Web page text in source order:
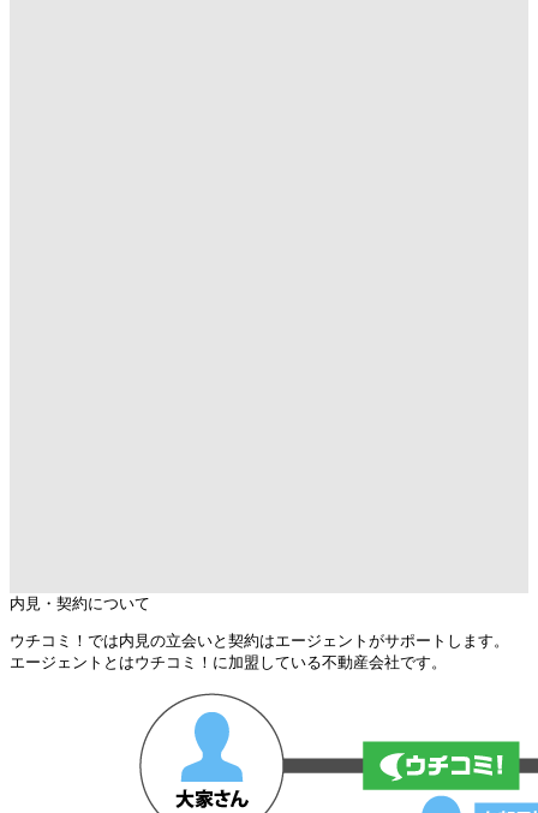
内見・契約について
ウチコミ！では内見の立会いと契約はエージェントがサポートします。
エージェントとはウチコミ！に加盟している不動産会社です。